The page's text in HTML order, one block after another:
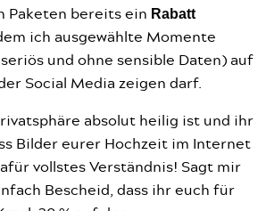
Paketen bereits ein Rabatt
ich ausgewählte Momente
und ohne sensible Daten) auf
Social Media zeigen darf.
absolut heilig ist und ihr
Bilder eurer Hochzeit im Internet
vollstes Verständnis! Sagt mir
Bescheid, dass ihr euch für